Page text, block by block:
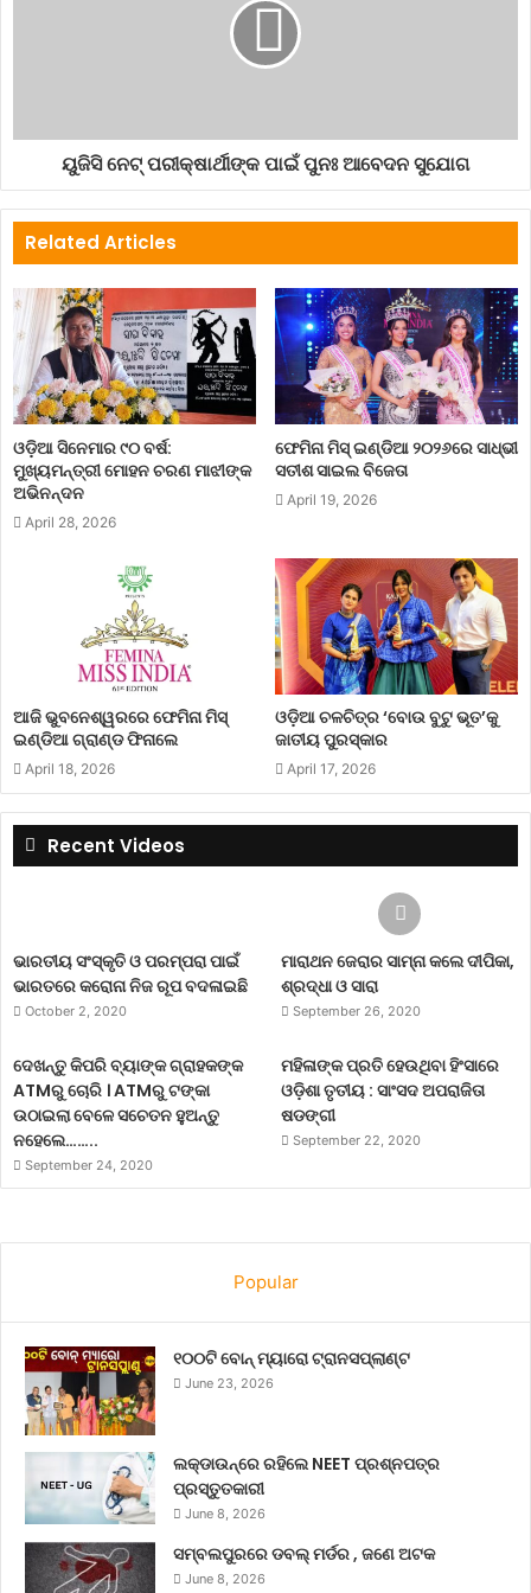
ୟୁଜିସି ନେଟ୍‍ ପରୀକ୍ଷାର୍ଥୀଙ୍କ ପାଇଁ ପୁନଃ ଆବେଦନ ସୁଯୋଗ
Related Articles
ଓଡ଼ିଆ ସିନେମାର ୯୦ ବର୍ଷ:
ମୁଖ୍ୟମନ୍ତ୍ରୀ ମୋହନ ଚରଣ ମାଝୀଙ୍କ
ଅଭିନନ୍ଦନ
April 28, 2026
ଫେମିନା ମିସ୍ ଇଣ୍ଡିଆ ୨୦୨୬ରେ ସାଧ୍ଭୀ
ସତୀଶ ସାଇଲ ବିଜେତା
April 19, 2026
ଆଜି ଭୁବନେଶ୍ୱରରେ ଫେମିନା ମିସ୍
ଇଣ୍ଡିଆ ଗ୍ରାଣ୍ଡ ଫିନାଲେ
April 18, 2026
ଓଡ଼ିଆ ଚଳଚିତ୍ର ‘ବୋଉ ବୁଟୁ ଭୂତ’କୁ
ଜାତୀୟ ପୁରସ୍କାର
April 17, 2026
Recent Videos
ଭାରତୀୟ ସଂସ୍କୃତି ଓ ପରମ୍ପରା ପାଇଁ
ଭାରତରେ କରୋନା ନିଜ ରୂପ ବଦଳାଇଛି
October 2, 2020
ମାରାଥନ ଜେରାର ସାମ୍ନା କଲେ ଦୀପିକା,
ଶ୍ରଦ୍ଧା ଓ ସାରା
September 26, 2020
ଦେଖନ୍ତୁ କିପରି ବ୍ୟାଙ୍କ ଗ୍ରାହକଙ୍କ
ATMରୁ ଚୋରି । ATMରୁ ଟଙ୍କା
ଉଠାଇଲା ବେଳେ ସଚେତନ ହୁଅନ୍ତୁ
ନହେଲେ……..
September 24, 2020
ମହିଳାଙ୍କ ପ୍ରତି ହେଉଥିବା ହିଂସାରେ
ଓଡ଼ିଶା ତୃତୀୟ : ସାଂସଦ ଅପରାଜିତା
ଷଡଙ୍ଗୀ
September 22, 2020
Popular
୧୦୦ଟି ବୋନ୍ ମ୍ୟାରୋ ଟ୍ରାନସପ୍ଲାଣ୍ଟ
June 23, 2026
ଲକ୍‌ଡାଉନ୍‌ରେ ରହିଲେ NEET ପ୍ରଶ୍ନପତ୍ର
ପ୍ରସ୍ତୁତକାରୀ
June 8, 2026
ସମ୍ବଲପୁରରେ ଡବଲ୍ ମର୍ଡର , ଜଣେ ଅଟକ
June 8, 2026